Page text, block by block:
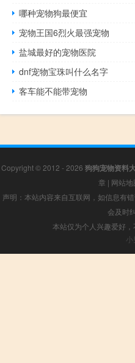
哪种宠物狗最便宜
宠物王国6烈火最强宠物
盐城最好的宠物医院
dnf宠物宝珠叫什么名字
客车能不能带宠物
Copyright © 2012 - 2026 狗狗宠物资料
章 | 网站地
声明：本站内容来自互联网，如信息有
会及时
本站仅为个人兴趣爱好
小